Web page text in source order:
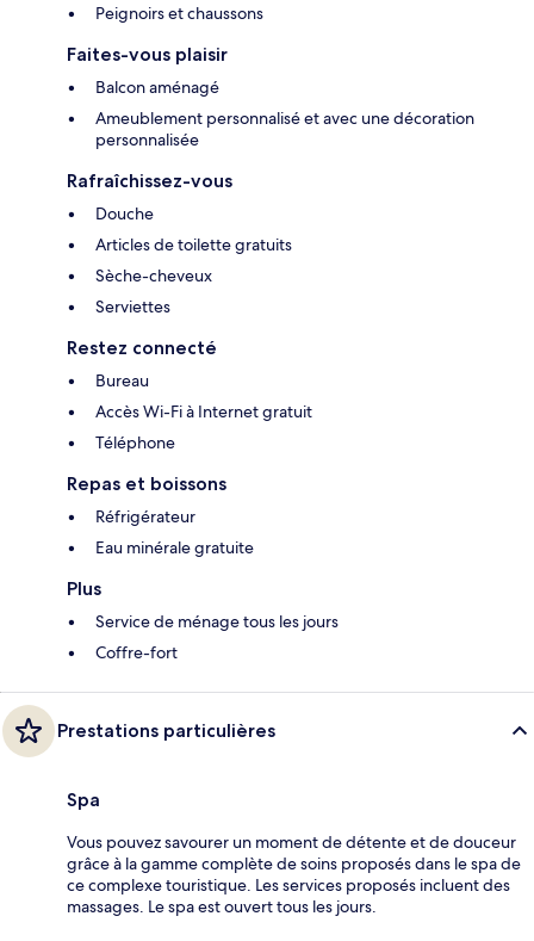
Peignoirs et chaussons
Faites-vous plaisir
Balcon aménagé
Ameublement personnalisé et avec une décoration
personnalisée
Rafraîchissez-vous
Douche
Articles de toilette gratuits
Sèche-cheveux
Serviettes
Restez connecté
Bureau
Accès Wi-Fi à Internet gratuit
Téléphone
Repas et boissons
Réfrigérateur
Eau minérale gratuite
Plus
Service de ménage tous les jours
Coffre-fort
Prestations particulières
Spa
Vous pouvez savourer un moment de détente et de douceur
grâce à la gamme complète de soins proposés dans le spa de
ce complexe touristique. Les services proposés incluent des
massages. Le spa est ouvert tous les jours.